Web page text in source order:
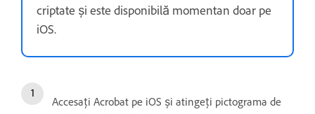
criptate și este disponibilă momentan doar pe
iOS.
Accesați Acrobat pe iOS și atingeți pictograma de